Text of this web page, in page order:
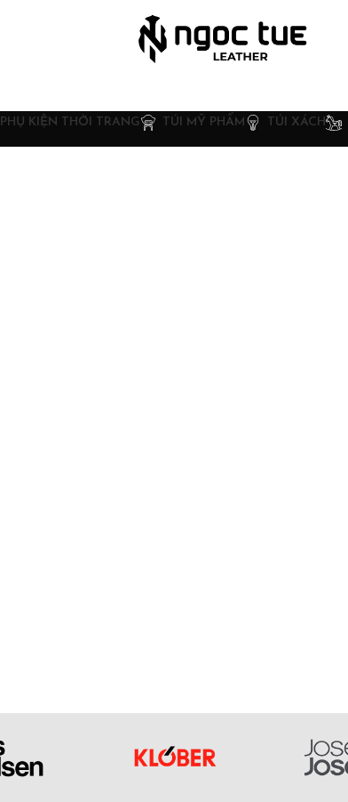
PHỤ KIỆN THỜI TRANG TÚI MỸ PHẨM TÚI XÁCH